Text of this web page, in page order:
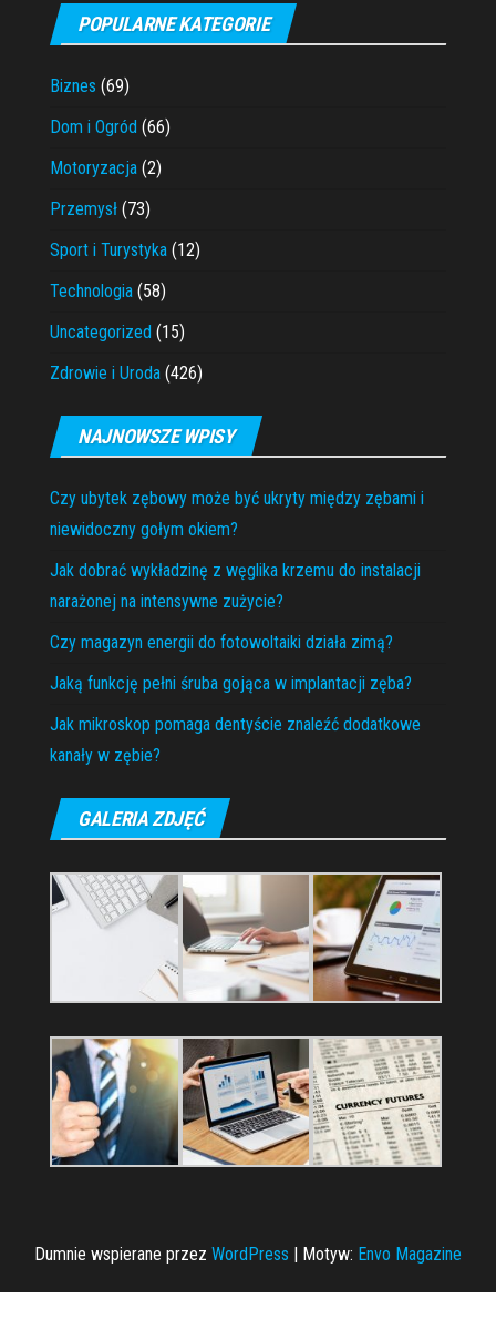
POPULARNE KATEGORIE
Biznes (69)
Dom i Ogród (66)
Motoryzacja (2)
Przemysł (73)
Sport i Turystyka (12)
Technologia (58)
Uncategorized (15)
Zdrowie i Uroda (426)
NAJNOWSZE WPISY
Czy ubytek zębowy może być ukryty między zębami i
niewidoczny gołym okiem?
Jak dobrać wykładzinę z węglika krzemu do instalacji
narażonej na intensywne zużycie?
Czy magazyn energii do fotowoltaiki działa zimą?
Jaką funkcję pełni śruba gojąca w implantacji zęba?
Jak mikroskop pomaga dentyście znaleźć dodatkowe
kanały w zębie?
GALERIA ZDJĘĆ
Dumnie wspierane przez WordPress | Motyw: Envo Magazine